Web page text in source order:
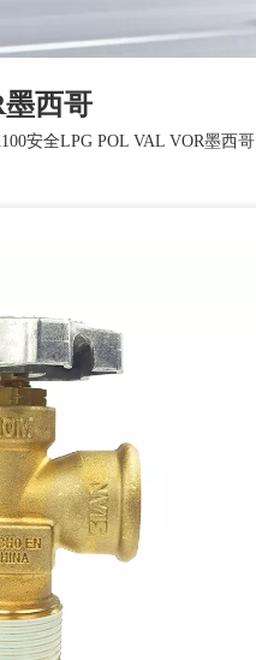
西哥
安全LPG POL VAL VOR墨西哥